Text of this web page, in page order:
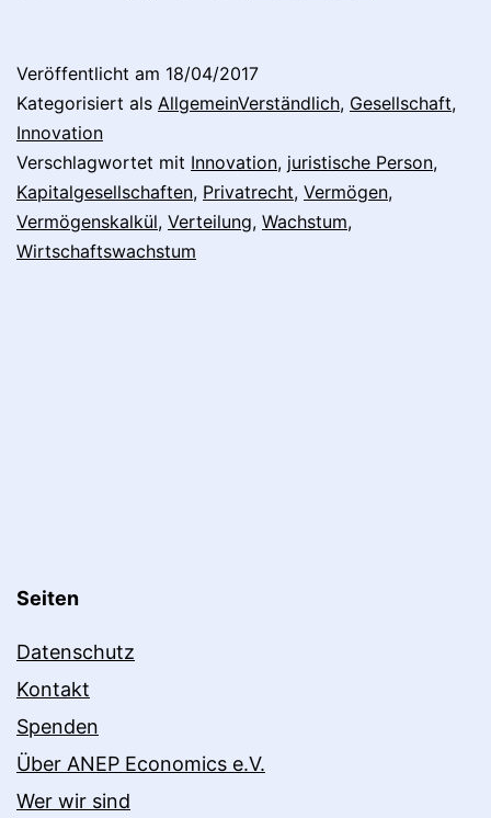
immer
Veröffentlicht am 18/04/2017
Kategorisiert als AllgemeinVerständlich, Gesellschaft,
Innovation
Verschlagwortet mit Innovation, juristische Person,
Kapitalgesellschaften, Privatrecht, Vermögen,
Vermögenskalkül, Verteilung, Wachstum,
Wirtschaftswachstum
Seiten
Datenschutz
Kontakt
Spenden
Über ANEP Economics e.V.
Wer wir sind